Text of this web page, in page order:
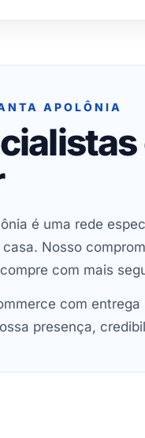
APOLÔNIA
é uma rede
Nosso
com mais
com
presença,